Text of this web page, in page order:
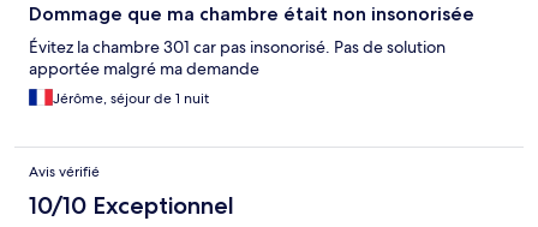
Dommage que ma chambre était non insonorisée
Évitez la chambre 301 car pas insonorisé. Pas de solution
apportée malgré ma demande
Jérôme, séjour de 1 nuit
Avis vérifié
10/10 Exceptionnel